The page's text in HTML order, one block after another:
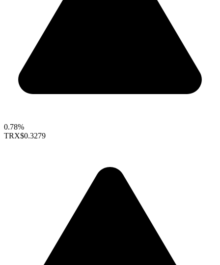
0.78%
TRX$0.3279